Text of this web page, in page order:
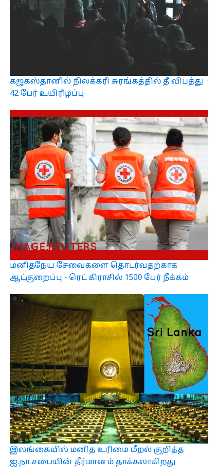
கஜகஸ்தானில் நிலக்கரி சுரங்கத்தில் தீ விபத்து -
42 பேர் உயிரிழப்பு
மனிதநேய சேவைகளை தொடர்வதற்காக
ஆட்குறைப்பு - ரெட் கிராசில் 1500 பேர் நீக்கம்
இலங்கையில் மனித உரிமை மீறல் குறித்த
ஐ.நா.சபையின் தீர்மானம் தாக்கலாகிறது